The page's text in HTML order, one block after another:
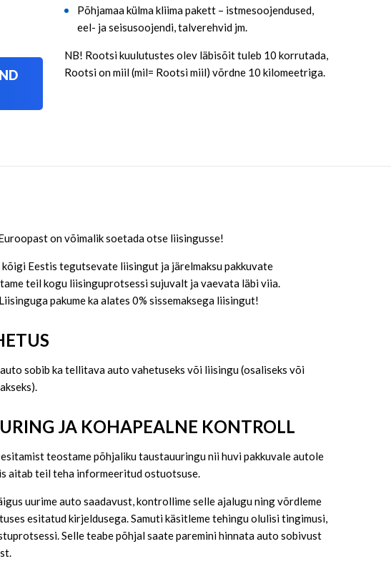
Põhjamaa külma kliima pakett – istmesoojendused,
eel- ja seisusoojendi, talverehvid jm.
NB! Rootsi kuulutustes olev läbisõit tuleb 10 korrutada,
Rootsi on miil (mil= Rootsi miil) võrdne 10 kilomeetriga.
on võimalik soetada otse liisingusse!
kõigi Eestis tegutsevate liisingut ja järelmaksu pakkuvate
teil kogu liisinguprotsessi sujuvalt ja vaevata läbi viia.
pakume ka alates 0% sissemaksega liisingut!
sobib ka tellitava auto vahetuseks või liisingu (osaliseks või
JA KOHAPEALNE KONTROLL
teostame põhjaliku taustauuringu nii huvi pakkuvale autole
aitab teil teha informeeritud ostuotsuse.
uurime auto saadavust, kontrollime selle ajalugu ning võrdleme
esitatud kirjeldusega. Samuti käsitleme tehingu olulisi tingimusi,
Selle teabe põhjal saate paremini hinnata auto sobivust